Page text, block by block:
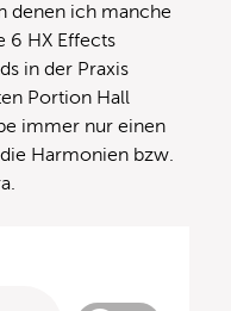
denen ich manche
6 HX Effects
in der Praxis
Portion Hall
immer nur einen
Harmonien bzw.